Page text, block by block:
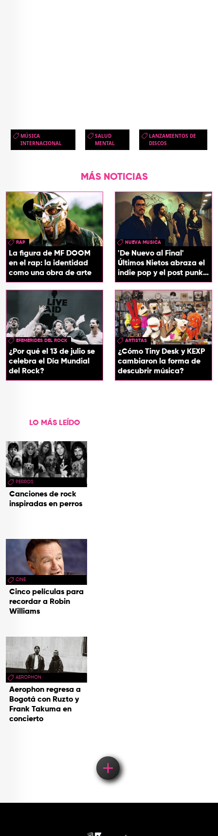
MÚSICA
INTERNACIONAL
SALUD
MENTAL
LANZAMIENTOS DE
DISCOS
MÁS NOTICIAS
RAP
La figura de MF DOOM
en el rap: la identidad
como una obra de arte
NUEVA MUSICA
'De Nuevo al Final'
Últimos Nietos abraza el
indie pop y el post punk
en su nuevo EP
EFEMÉRIDES DEL ROCK
¿Por qué el 13 de julio se
celebra el Día Mundial
del Rock?
ARTISTAS
¿Cómo Tiny Desk y KEXP
cambiaron la forma de
descubrir música?
LO MÁS LEÍDO
PERROS
Canciones de rock
inspiradas en perros
CINE
Cinco películas para
recordar a Robin
Williams
AEROPHON
Aerophon regresa a
Bogotá con Ruzto y
Frank Takuma en
concierto